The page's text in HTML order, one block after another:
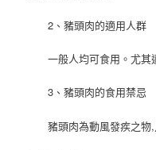
2、豬頭肉的適用人群
一般人均可食用。尤其
3、豬頭肉的食用禁忌
豬頭肉為動風發疾之物